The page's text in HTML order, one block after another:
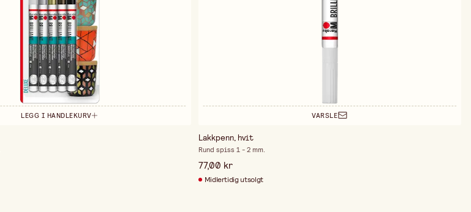
LEGG I HANDLEKURV VARSLE
Lakkpenn, hvit
Rund spiss 1 - 2 mm.
77,00 kr
Midlertidig utsolgt